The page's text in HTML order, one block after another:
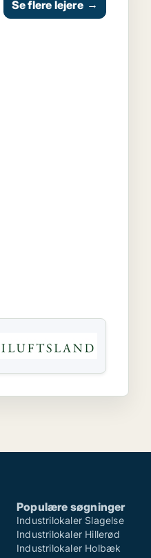
Se flere lejere →
Populære søgninger
Industrilokaler Slagelse
Industrilokaler Hillerød
Industrilokaler Holbæk